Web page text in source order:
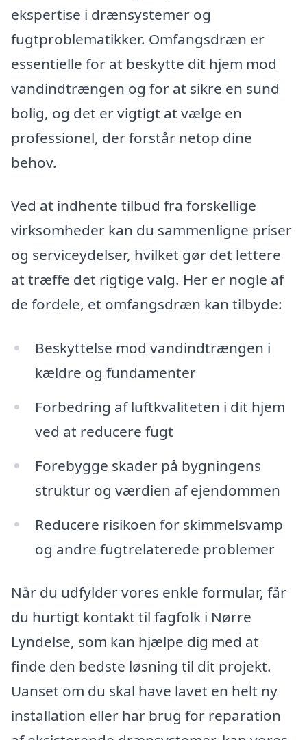
ekspertise i drænsystemer og
fugtproblematikker. Omfangsdræn er
essentielle for at beskytte dit hjem mod
vandindtrængen og for at sikre en sund
bolig, og det er vigtigt at vælge en
professionel, der forstår netop dine
behov.
Ved at indhente tilbud fra forskellige
virksomheder kan du sammenligne priser
og serviceydelser, hvilket gør det lettere
at træffe det rigtige valg. Her er nogle af
de fordele, et omfangsdræn kan tilbyde:
Beskyttelse mod vandindtrængen i
kældre og fundamenter
Forbedring af luftkvaliteten i dit hjem
ved at reducere fugt
Forebygge skader på bygningens
struktur og værdien af ejendommen
Reducere risikoen for skimmelsvamp
og andre fugtrelaterede problemer
Når du udfylder vores enkle formular, får
du hurtigt kontakt til fagfolk i Nørre
Lyndelse, som kan hjælpe dig med at
finde den bedste løsning til dit projekt.
Uanset om du skal have lavet en helt ny
installation eller har brug for reparation